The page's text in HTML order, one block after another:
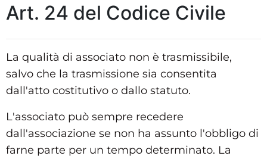
Art. 24 del Codice Civile
La qualità di associato non è trasmissibile,
salvo che la trasmissione sia consentita
dall'atto costitutivo o dallo statuto.
L'associato può sempre recedere
dall'associazione se non ha assunto l'obbligo di
farne parte per un tempo determinato. La